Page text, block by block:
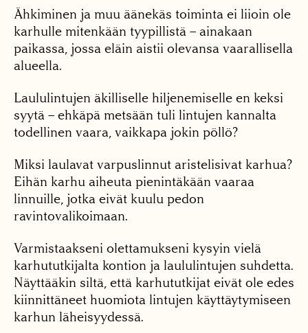
Ähkiminen ja muu äänekäs toiminta ei liioin ole
karhulle mitenkään tyypillistä – ainakaan
paikassa, jossa eläin aistii olevansa vaarallisella
alueella.
Laululintujen äkilliselle hiljenemiselle en keksi
syytä – ehkäpä metsään tuli lintujen kannalta
todellinen vaara, vaikkapa jokin pöllö?
Miksi laulavat varpuslinnut aristelisivat karhua?
Eihän karhu aiheuta pienintäkään vaaraa
linnuille, jotka eivät kuulu pedon
ravintovalikoimaan.
Varmistaakseni olettamukseni kysyin vielä
karhututkijalta kontion ja laululintujen suhdetta.
Näyttääkin siltä, että karhututkijat eivät ole edes
kiinnittäneet huomiota lintujen käyttäytymiseen
karhun läheisyydessä.